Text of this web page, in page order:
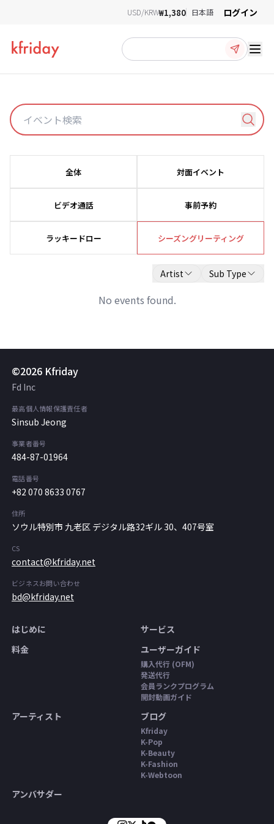
USD/KRW₩1,380 日本語 ログイン
ファンサインイベント
最新のK-POPファンサインイベントとビデオ通話イベントの詳細を一か所で確認でき
全体 対面イベント
ビデオ通話 事前予約
ラッキードロー シーズングリーティング
Artist Sub Type
No events found.
©2026 Kfriday
Fd Inc
最高個人情報保護責任者
Sinsub Jeong
事業者番号
484-87-01964
電話番号
+82 070 8633 0767
住所
ソウル特別市 九老区 デジタル路32ギル 30、407号室
CS
contact@kfriday.net
ビジネスお問い合わせ
bd@kfriday.net
はじめに
サービス
料金
ユーザーガイド
購入代行 (OFM)
発送代行
会員ランクプログラム
開封動画ガイド
アーティスト ブログ
Kfriday
K-Pop
K-Beauty
K-Fashion
K-Webtoon
アンバサダー